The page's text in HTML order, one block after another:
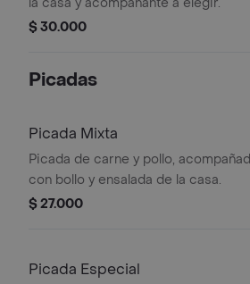
$ 30.000
Picadas
Picada Mixta
Picada de carne y pollo,
con bollo y ensalada de la casa.
$ 27.000
Picada Especial